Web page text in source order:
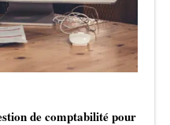
de comptabilité pour